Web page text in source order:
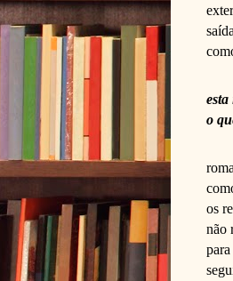
o
os
não